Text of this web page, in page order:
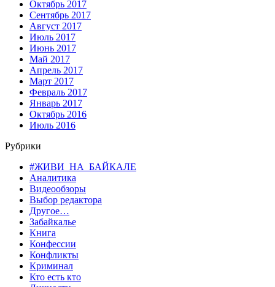
Октябрь 2017
Сентябрь 2017
Август 2017
Июль 2017
Июнь 2017
Май 2017
Апрель 2017
Март 2017
Февраль 2017
Январь 2017
Октябрь 2016
Июль 2016
Рубрики
#ЖИВИ_НА_БАЙКАЛЕ
Аналитика
Видеообзоры
Выбор редактора
Другое…
Забайкалье
Книга
Конфессии
Конфликты
Криминал
Кто есть кто